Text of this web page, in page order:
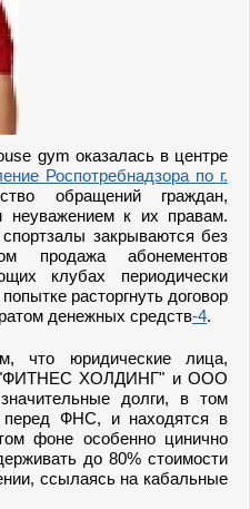
gym оказалась в центре
Роспотребнадзора по г.
обращений граждан,
к их правам.
закрываются без
продажа абонементов
клубах периодически
расторгнуть договор
денежных средств-4.
что юридические лица,
"ФИТНЕС ХОЛДИНГ" и ООО
долги, в том
ФНС, и находятся в
фоне особенно цинично
до 80% стоимости
ссылаясь на кабальные